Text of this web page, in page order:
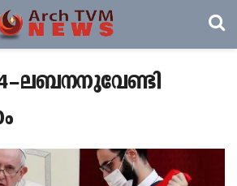
– ലബനനുവേണ്ടി